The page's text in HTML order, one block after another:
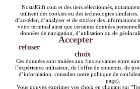
NostalGift.com et des tiers sélectionnés,
utilisent des cookies ou des technologies
d’accéder, d’analyser et de stocker des informations
votre terminal ainsi que certaines données
données de navigation, d’utilisation ou de
Accepter
refuser
choix
Ces données sont traitées aux fins suivantes entre
l’expérience utilisateur, de l'offre de contenus, de
d’information, consulter notre politique de
page).
Vous pouvez exprimer vos choix en cliquant sur